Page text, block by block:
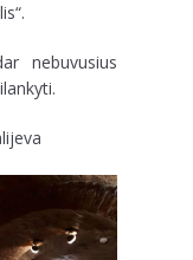
nebuvusius